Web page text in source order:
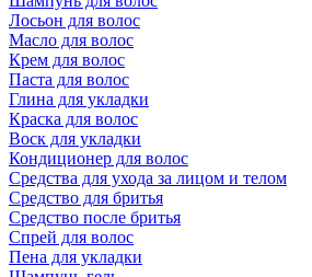
Лосьон для волос
Масло для волос
Крем для волос
Паста для волос
Глина для укладки
Краска для волос
Воск для укладки
Кондиционер для волос
Средства для ухода за лицом и телом
Средство для бритья
Средство после бритья
Спрей для волос
Пена для укладки